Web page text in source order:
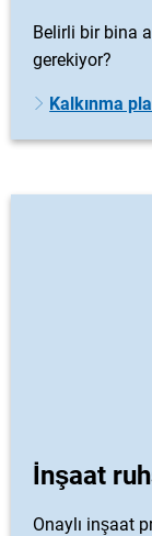
Belirli bir bina
gerekiyor?
Kalkınma
İnşaat
Onaylı inşaat